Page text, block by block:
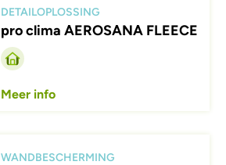
DETAILOPLOSSING
pro clima AEROSANA FLEECE
Meer info
WANDBESCHERMING